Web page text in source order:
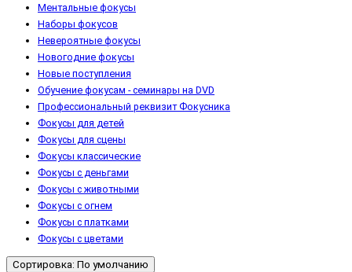
Ментальные фокусы
Наборы фокусов
Невероятные фокусы
Новогодние фокусы
Новые поступления
Обучение фокусам - cеминары на DVD
Профессиональный реквизит Фокусника
Фокусы для детей
Фокусы для сцены
Фокусы классические
Фокусы с деньгами
Фокусы с животными
Фокусы с огнем
Фокусы с платками
Фокусы с цветами
Сортировка: По умолчанию